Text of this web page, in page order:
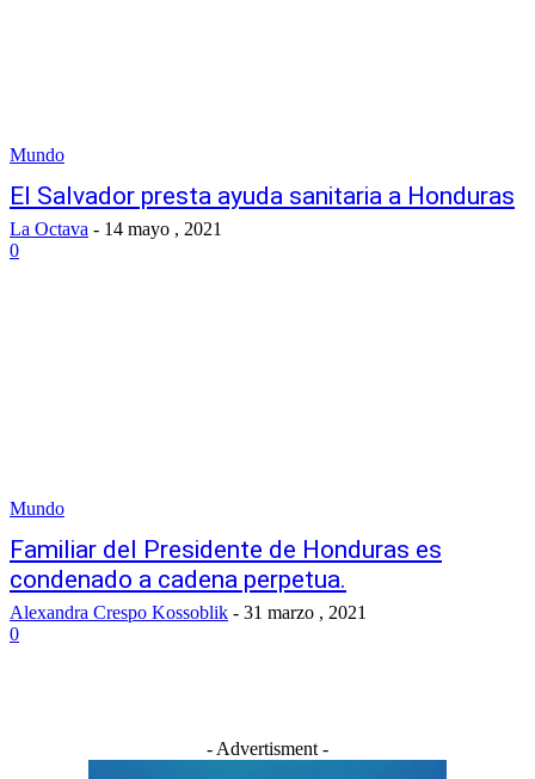
Mundo
El Salvador presta ayuda sanitaria a Honduras
La Octava - 14 mayo , 2021
0
Mundo
Familiar del Presidente de Honduras es
condenado a cadena perpetua.
Alexandra Crespo Kossoblik - 31 marzo , 2021
0
- Advertisment -